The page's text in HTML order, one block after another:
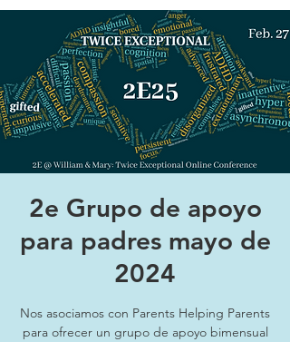
2e Grupo de apoyo
para padres mayo de
2024
Nos asociamos con Parents Helping Parents
para ofrecer un grupo de apoyo bimensual